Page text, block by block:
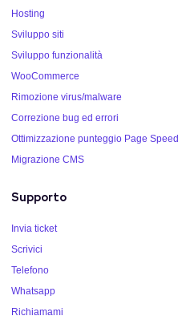
Hosting
Sviluppo siti
Sviluppo funzionalità
WooCommerce
Rimozione virus/malware
Correzione bug ed errori
Ottimizzazione punteggio Page Speed
Migrazione CMS
Supporto
Invia ticket
Scrivici
Telefono
Whatsapp
Richiamami